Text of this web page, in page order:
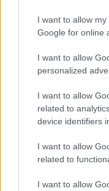
I want to allow
Google for online
I want to allow
personalized
I want to allow
related to
device identifiers
I want to allow
related to
I want to allow
Η τεχνητή
Maps
φαγητού